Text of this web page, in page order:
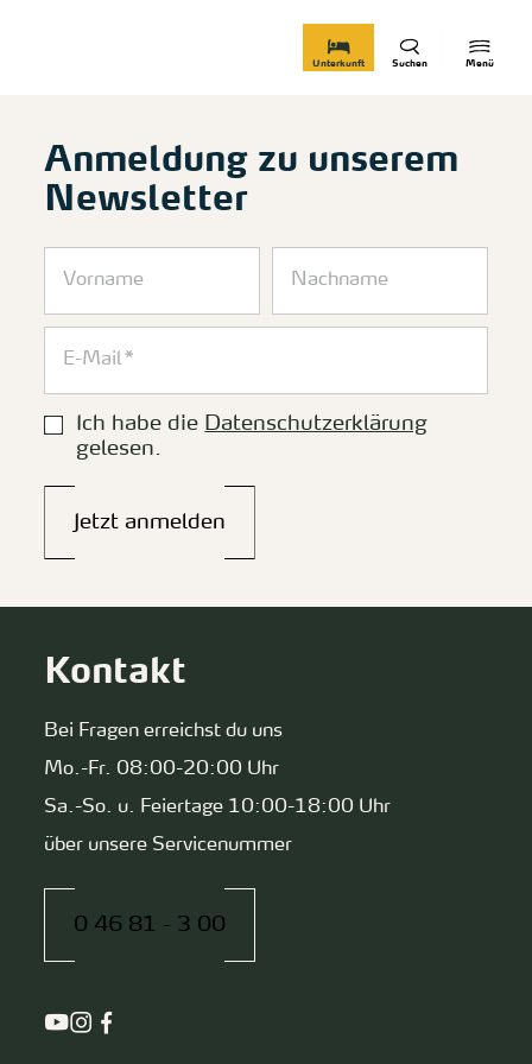
Menü
Suchen
Unterkunft
Anmeldung zu unserem
Newsletter
Ich habe die Datenschutzerklärung
gelesen.
Jetzt anmelden
Kontakt
Bei Fragen erreichst du uns
Mo.-Fr. 08:00-20:00 Uhr
Sa.-So. u. Feiertage 10:00-18:00 Uhr
über unsere Servicenummer
0 46 81 - 3 00